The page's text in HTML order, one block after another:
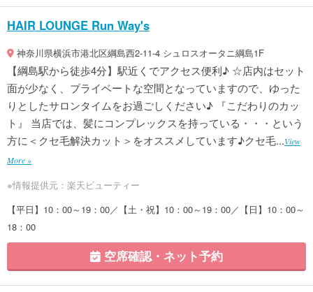
HAIR LOUNGE Run Way's
神奈川県横浜市港北区綱島西2-11-4 シュロスオータニ綱島1F
【綱島駅から徒歩4分】駅近くでアクセス便利♪ ☆店内はセット
面が少なく、プライベートな空間となっていますので、ゆった
りとしたサロンタイムをお過ごしください♪ 『こだわりのカッ
ト』 当店では、髪にコンプレックスを持っている・・・という
方に＜クセ毛解決カット＞をオススメしています♪クセ毛...View
More »
※情報提供元：楽天ビューティー
【平日】10：00～19：00／【土・祝】10：00～19：00／【日】10：00～
18：00
空席確認・ネット予約